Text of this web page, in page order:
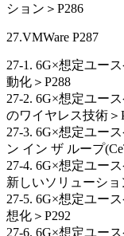
ション＞P286
27.VMWare P287
27-1. 6G×想定ユー
動化＞P288
27-2. 6G×想定ユー
のワイヤレス技術＞
27-3. 6G×想定ユー
ン イン ザ ループ
27-4. 6G×想定ユー
新しいソリューショ
27-5. 6G×想定ユー
想化＞P292
27-6. 6G×想定ユー